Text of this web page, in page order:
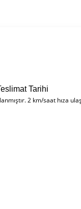
Tarihi
2 km/saat hıza